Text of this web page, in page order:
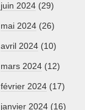
juin 2024 (29)
mai 2024 (26)
avril 2024 (10)
mars 2024 (12)
février 2024 (17)
janvier 2024 (16)